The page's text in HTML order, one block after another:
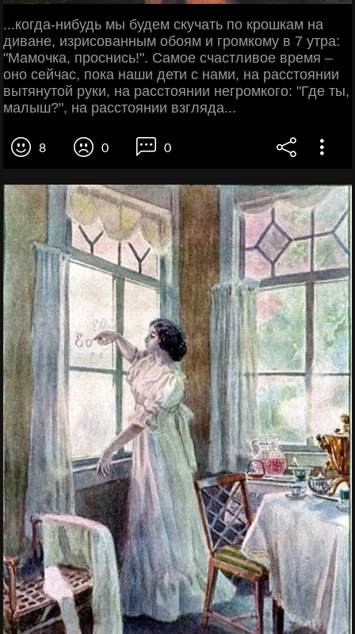
...когда-нибудь мы будем скучать по крошкам на
диване, изрисованным обоям и громкому в 7 утра:
"Мамочка, проснись!". Самое счастливое время –
оно сейчас, пока наши дети с нами, на расстоянии
вытянутой руки, на расстоянии негромкого: "Где ты,
малыш?", на расстоянии взгляда...
8 0 0